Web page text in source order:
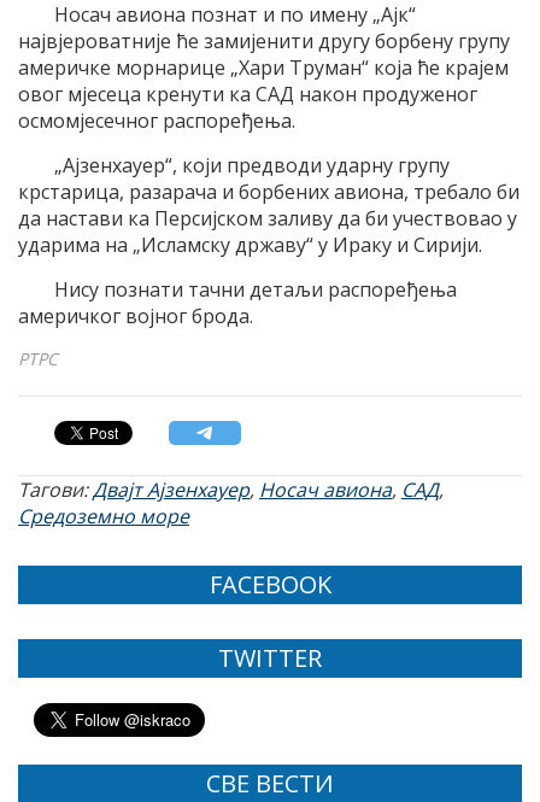
Носач авиона познат и по имену „Ајк“
највјероватније ће замијенити другу борбену групу
америчке морнарице „Хари Труман“ која ће крајем
овог мјесеца кренути ка САД након продуженог
осмомјесечног распоређења.
„Ајзенхауер“, који предводи ударну групу
крстарица, разарача и борбених авиона, требало би
да настави ка Персијском заливу да би учествовао у
ударима на „Исламску државу“ у Ираку и Сирији.
Нису познати тачни детаљи распоређења
америчког војног брода.
РТРС
Тагови:Двајт Ајзенхауер, Носач авиона, САД,
Средоземно море
FACEBOOK
TWITTER
СВЕ ВЕСТИ